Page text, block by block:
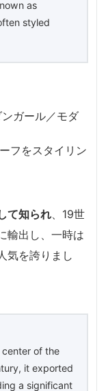
as
styled
ンガール／モダ
フをスタイリン
て知られ、19世
輸出し、一時は
気を誇りまし
center of the
it exported
a significant